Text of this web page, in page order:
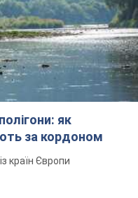
країн Європи